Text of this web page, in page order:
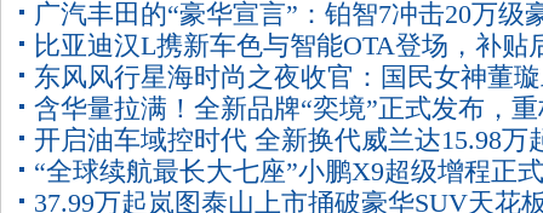
家山河耀目上市
广汽丰田的“豪华宣言”：铂智7冲击20万级
纯电轿车主战场
比亚迪汉L携新车色与智能OTA登场，补贴
价19.48万～26.48万元
东风风行星海时尚之夜收官：国民女神董
阵，多车齐发震撼全场！
含华量拉满！全新品牌“奕境”正式发布，
智慧新能源市场格局
开启油车域控时代 全新换代威兰达15.98万
“全球续航最长大七座”小鹏X9超级增程正
37.99万起岚图泰山上市捅破豪华SUV天花